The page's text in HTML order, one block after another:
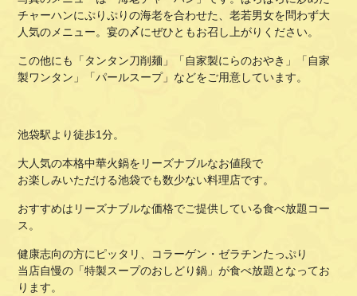
チャーハンにぷりぷりの海老を合わせた、老若男女を問わず大
人気のメニュー。宴の〆にぜひともお召し上がりください。
この他にも「タンタン刀削麺」「自家製にらのおやき」「自家
製ワンタン」「パールスープ」などをご用意しています。
池袋駅より徒歩1分。
大人気の本格中華火鍋をリーズナブルなお値段で
お楽しみいただける池袋でも数少ない料理店です。
おすすめはリーズナブルな価格でご提供している食べ放題コー
ス。
健康志向の方にピッタリ、コラーゲン・ゼラチンたっぷり
当店自慢の「特製スープのおしどり鍋」が食べ放題となってお
ります。